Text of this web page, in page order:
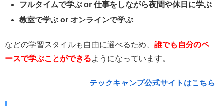
フルタイムで学ぶ or 仕事をしながら夜間や休日に学ぶ
教室で学ぶ or オンラインで学ぶ
などの学習スタイルも自由に選べるため、 誰でも自分のペ
ースで学ぶことができるようになっています。
テックキャンプ公式サイトはこちら